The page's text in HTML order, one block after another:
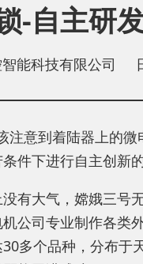
-自主研
智能科技有限公司
意到着陆器上的
件下进行自主创新的
大气，嫦娥三号
公司专业制作各
多个品种，分布